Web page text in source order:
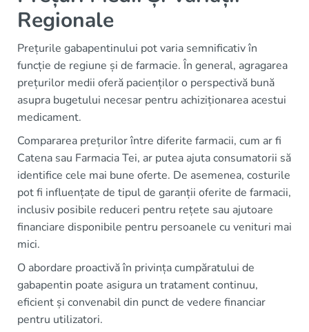
Regionale
Prețurile gabapentinului pot varia semnificativ în
funcție de regiune și de farmacie. În general, agragarea
prețurilor medii oferă pacienților o perspectivă bună
asupra bugetului necesar pentru achiziționarea acestui
medicament.
Compararea prețurilor între diferite farmacii, cum ar fi
Catena sau Farmacia Tei, ar putea ajuta consumatorii să
identifice cele mai bune oferte. De asemenea, costurile
pot fi influențate de tipul de garanții oferite de farmacii,
inclusiv posibile reduceri pentru rețete sau ajutoare
financiare disponibile pentru persoanele cu venituri mai
mici.
O abordare proactivă în privința cumpăratului de
gabapentin poate asigura un tratament continuu,
eficient și convenabil din punct de vedere financiar
pentru utilizatori.